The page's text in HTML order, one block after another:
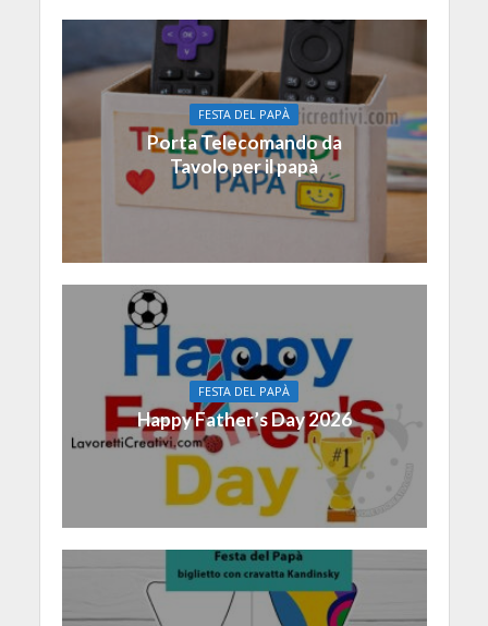
FESTA DEL PAPÀ
Porta Telecomando da
Tavolo per il papà
FESTA DEL PAPÀ
Happy Father’s Day 2026